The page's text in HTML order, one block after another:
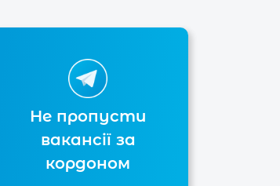
Не пропусти
вакансії за
кордоном